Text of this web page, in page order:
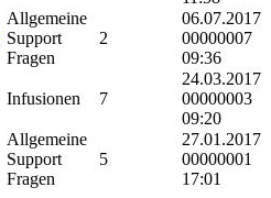
Allgemeine
Support
Fragen
2
06.07.2017
00000007
09:36
Infusionen 7
24.03.2017
00000003
09:20
Allgemeine
Support
Fragen
5
27.01.2017
00000001
17:01